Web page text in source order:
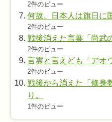
2件のビュー
何故、日本人は旗日に
2件のビュー
戦後消えた言葉「尚武
2件のビュー
言霊と言えども「アオ
2件のビュー
戦後から消えた「修身
り。
1件のビュー